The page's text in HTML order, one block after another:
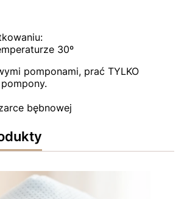
30º
pomponami, prać TYLKO
bębnowej